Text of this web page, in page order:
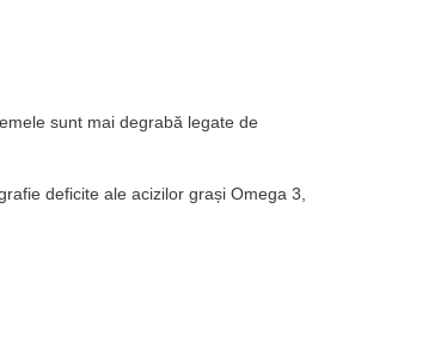
sunt mai degrabă legate de
deficite ale acizilor grași Omega 3,